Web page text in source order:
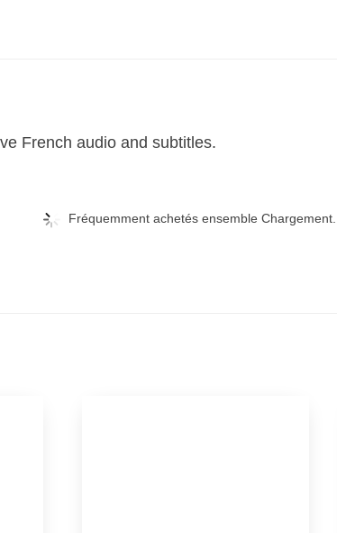
French audio and subtitles.
Fréquemment achetés ensemble Chargement...